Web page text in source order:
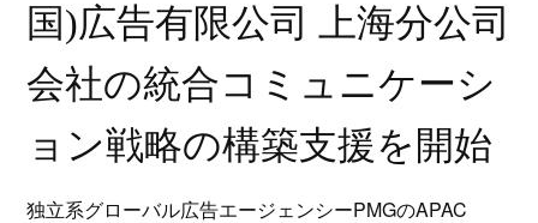
国)広告有限公司 上海分公司
会社の統合コミュニケーシ
ョン戦略の構築支援を開始
独立系グローバル広告エージェンシーPMGのAPAC